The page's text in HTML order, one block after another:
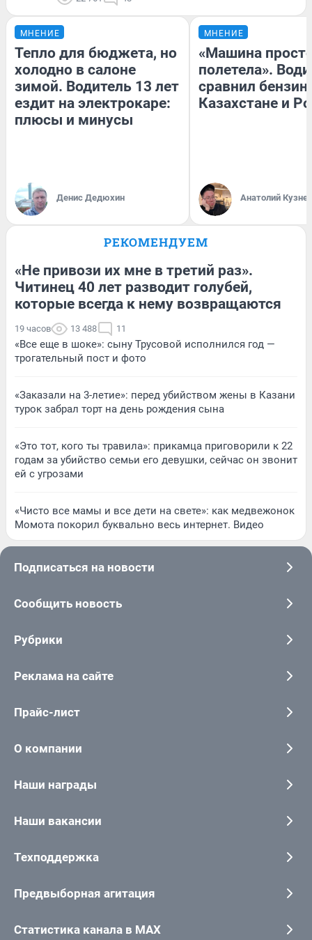
МНЕНИЕ
Тепло для бюджета, но
холодно в салоне
зимой. Водитель 13 лет
ездит на электрокаре:
плюсы и минусы
Денис Дедюхин
МНЕНИЕ
«Машина
полетела».
сравнил бензин
Казахстане и
Анатолий
РЕКОМЕНДУЕМ
«Не привози их мне в третий раз».
Читинец 40 лет разводит голубей,
которые всегда к нему возвращаются
19 часов 13 488 11
«Все еще в шоке»: сыну Трусовой исполнился год —
трогательный пост и фото
«Заказали на 3-летие»: перед убийством жены в Казани
турок забрал торт на день рождения сына
«Это тот, кого ты травила»: прикамца приговорили к 22
годам за убийство семьи его девушки, сейчас он звонит
ей с угрозами
«Чисто все мамы и все дети на свете»: как медвежонок
Момота покорил буквально весь интернет. Видео
Подписаться на новости
Сообщить новость
Рубрики
Реклама на сайте
Прайс-лист
О компании
Наши награды
Наши вакансии
Техподдержка
Предвыборная агитация
Статистика канала в MAX